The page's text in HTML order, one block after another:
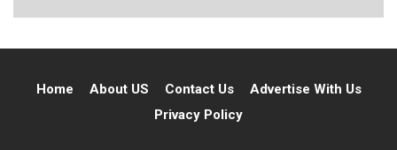
Home About US Contact Us
Advertise With Us
Privacy Policy